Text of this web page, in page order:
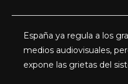
España ya regula a los
medios audiovisuales,
expone las grietas del